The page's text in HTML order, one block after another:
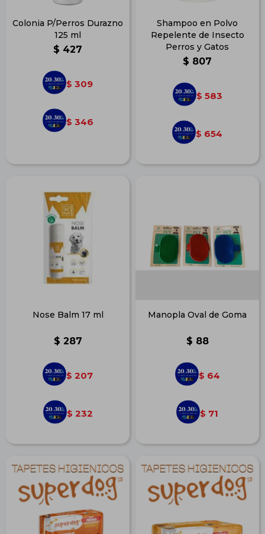
Colonia P/Perros Durazno
125 ml
$ 427
$ 309
$ 346
Shampoo en Polvo
Repelente de Insecto
Perros y Gatos
$ 807
$ 583
$ 654
Nose Balm 17 ml
$ 287
$ 207
$ 232
Manopla Oval de Goma
$ 88
$ 64
$ 71